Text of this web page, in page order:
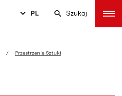
PL Szukaj
Przestrzenie Sztuki